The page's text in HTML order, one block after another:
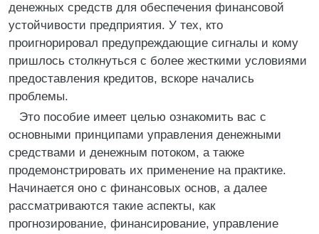
денежных средств для обеспечения финансовой
устойчивости предприятия. У тех, кто
проигнорировал предупреждающие сигналы и кому
пришлось столкнуться с более жесткими условиями
предоставления кредитов, вскоре начались
проблемы.
Это пособие имеет целью ознакомить вас с
основными принципами управления денежными
средствами и денежным потоком, а также
продемонстрировать их применение на практике.
Начинается оно с финансовых основ, а далее
рассматриваются такие аспекты, как
прогнозирование, финансирование, управление